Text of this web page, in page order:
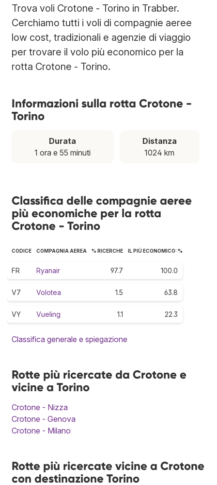
Trova voli Crotone - Torino in Trabber.
Cerchiamo tutti i voli di compagnie aeree
low cost, tradizionali e agenzie di viaggio
per trovare il volo più economico per la
rotta Crotone - Torino.
Informazioni sulla rotta Crotone -
Torino
Durata
1 ora e 55 minuti
Distanza
1024 km
Classifica delle compagnie aeree
più economiche per la rotta
Crotone - Torino
CODICE COMPAGNIA AEREA % RICERCHE IL PIÙ ECONOMICO: %
FR Ryanair 97.7 100.0
V7 Volotea 1.5 63.8
VY Vueling 1.1 22.3
Classifica generale e spiegazione
Rotte più ricercate da Crotone e
vicine a Torino
Crotone - Nizza
Crotone - Genova
Crotone - Milano
Rotte più ricercate vicine a Crotone
con destinazione Torino